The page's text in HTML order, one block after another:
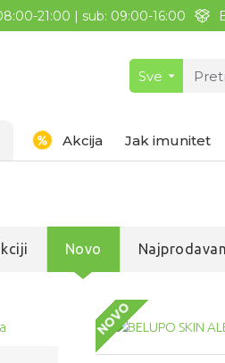
21:00 | sub: 09:00-16:00
Sve
Akcija Jak imunitet
Novo
NOVO